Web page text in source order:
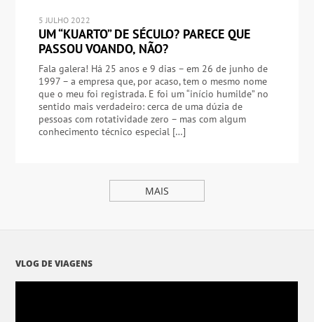
5 JULHO 2022
UM “KUARTO” DE SÉCULO? PARECE QUE
PASSOU VOANDO, NÃO?
Fala galera! Há 25 anos e 9 dias – em 26 de junho de
1997 – a empresa que, por acaso, tem o mesmo nome
que o meu foi registrada. E foi um “início humilde” no
sentido mais verdadeiro: cerca de uma dúzia de
pessoas com rotatividade zero – mas com algum
conhecimento técnico especial […]
MAIS
VLOG DE VIAGENS